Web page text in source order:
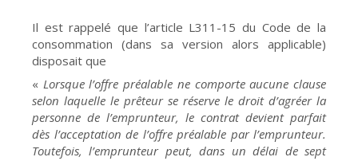
Il est rappelé que l’article L311-15 du Code de la
consommation (dans sa version alors applicable)
disposait que
« Lorsque l’offre préalable ne comporte aucune clause
selon laquelle le prêteur se réserve le droit d’agréer la
personne de l’emprunteur, le contrat devient parfait
dès l’acceptation de l’offre préalable par l’emprunteur.
Toutefois, l’emprunteur peut, dans un délai de sept